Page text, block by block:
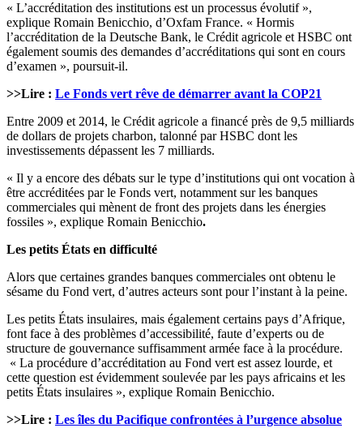
« L’accréditation des institutions est un processus évolutif »,
explique Romain Benicchio, d’Oxfam France. « Hormis
l’accréditation de la Deutsche Bank, le Crédit agricole et HSBC ont
également soumis des demandes d’accréditations qui sont en cours
d’examen », poursuit-il.
>>Lire : Le Fonds vert rêve de démarrer avant la COP21
Entre 2009 et 2014, le Crédit agricole a financé près de 9,5 milliards
de dollars de projets charbon, talonné par HSBC dont les
investissements dépassent les 7 milliards.
« Il y a encore des débats sur le type d’institutions qui ont vocation à
être accréditées par le Fonds vert, notamment sur les banques
commerciales qui mènent de front des projets dans les énergies
fossiles », explique Romain Benicchio.
Les petits États en difficulté
Alors que certaines grandes banques commerciales ont obtenu le
sésame du Fond vert, d’autres acteurs sont pour l’instant à la peine.
Les petits États insulaires, mais également certains pays d’Afrique,
font face à des problèmes d’accessibilité, faute d’experts ou de
structure de gouvernance suffisamment armée face à la procédure.
« La procédure d’accréditation au Fond vert est assez lourde, et
cette question est évidemment soulevée par les pays africains et les
petits États insulaires », explique Romain Benicchio.
>>Lire : Les îles du Pacifique confrontées à l’urgence absolue